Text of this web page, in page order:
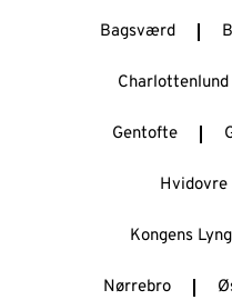
Bagsværd
Charlottenlund
Gentofte
Hvidovre
Kongens
Nørrebro